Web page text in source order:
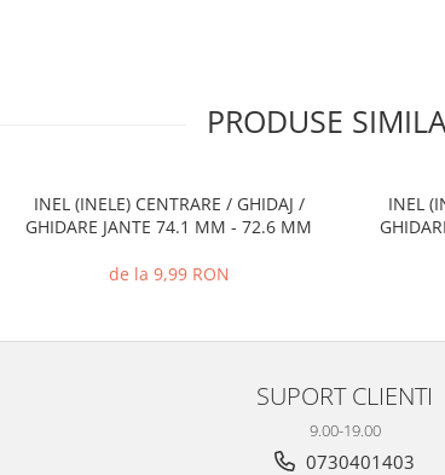
PRODUSE
INEL (INELE) CENTRARE / GHIDAJ /
GHIDARE JANTE 74.1 MM - 72.6 MM
de la 9,99 RON
INEL
SUPORT CLIENTI
9.00-19.00
0730401403